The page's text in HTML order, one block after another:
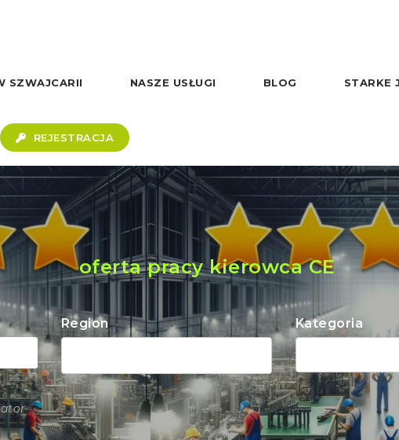
SZWAJCARII NASZE USŁUGI BLOG STARKE
REJESTRACJA
oferta pracy kierowca CE
Region Kategoria